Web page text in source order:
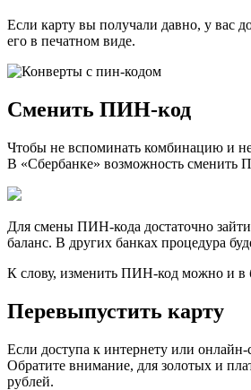
Если карту вы получали давно, у вас
его в печатном виде.
Сменить ПИН-код
Чтобы не вспоминать комбинацию и
В «Сбербанке» возможность сменить
Для смены ПИН-кода достаточно
баланс. В других банках процедура
К слову, изменить ПИН-код можно и в
Перевыпустить карту
Если доступа к интернету или онлайн-
Обратите внимание, для золотых и
рублей.